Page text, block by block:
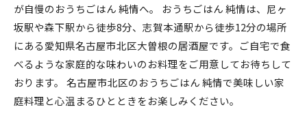
が自慢のおうちごはん 純情へ。 おうちごはん 純情は、尼ヶ
坂駅や森下駅から徒歩8分、志賀本通駅から徒歩12分の場所
にある愛知県名古屋市北区大曽根の居酒屋です。ご自宅で食
べるような家庭的な味わいのお料理をご用意してお待ちして
おります。 名古屋市北区のおうちごはん 純情で美味しい家
庭料理と心温まるひとときをお楽しみください。